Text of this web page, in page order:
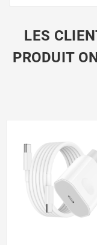
LES
PRODUIT